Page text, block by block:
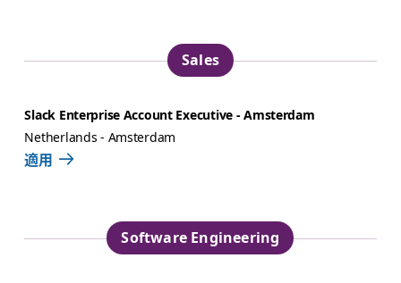
Sales
Slack Enterprise Account Executive - Amsterdam
Netherlands - Amsterdam
適用
Software Engineering